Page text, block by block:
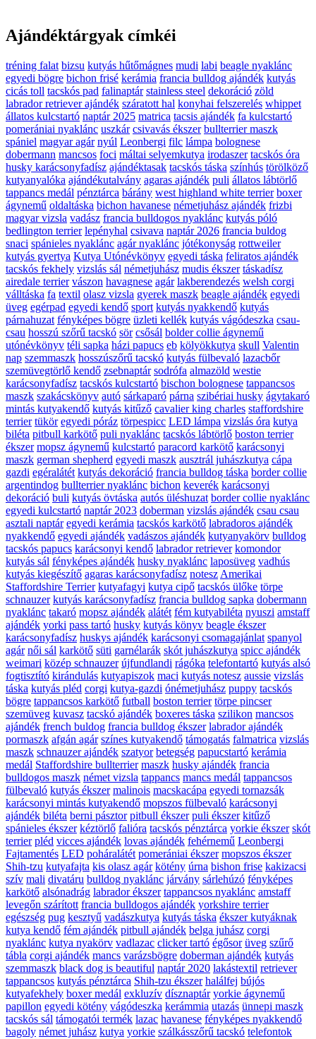
Ajándéktárgyak címkéi
tréning falat bizsu kutyás hűtőmágnes mudi labi beagle nyaklánc
egyedi bögre bichon frisé kerámia francia bulldog ajándék kutyás
cicás toll tacskós pad falinaptár stainless steel dekoráció zöld
labrador retriever ajándék száratott hal konyhai felszerelés whippet
állatos kulcstartó naptár 2025 matrica tacsis ajándék fa kulcstartó
pomerániai nyaklánc uszkár csivavás ékszer bullterrier maszk
spániel magyar agár nyúl Leonbergi filc lámpa bolognese
dobermann mancsos foci máltai selyemkutya irodaszer tacskós óra
husky karácsonyfadísz ajándéktasak tacskós táska színhús törölköző
kutyanyalóka ajándékutalvány agaras ajándék puli állatos lábtörlő
tappancs medál pénztárca bárány west highland white terrier boxer
ágynemű oldaltáska bichon havanese németjuhász ajándék frizbi
magyar vizsla vadász francia bulldogos nyaklánc kutyás póló
bedlington terrier lepényhal csivava naptár 2026 francia buldog
snaci spánieles nyaklánc agár nyaklánc jótékonyság rottweiler
kutyás gyertya Kutya Utónévkönyv egyedi táska feliratos ajándék
tacskós fekhely vizslás sál németjuhász mudis ékszer táskadísz
airedale terrier vászon havagnese agár lakberendezés welsh corgi
válltáska fa textil olasz vizsla gyerek maszk beagle ajándék egyedi
üveg egérpad egyedi kendő sport kutyás nyakkendő kutyás
párnahuzat fényképes bögre üzleti kellék kutyás vágódeszka csau-
csau hosszú szőrű tacskó sör csősál bolder collie ágynemű
utónévkönyv téli sapka házi papucs eb kölyökkutya skull Valentin
nap szemmaszk hosszúszőrű tacskó kutyás fülbevaló lazacbőr
szemüvegtörlő kendő zsebnaptár sodrófa almazöld westie
karácsonyfadísz tacskós kulcstartó bischon bolognese tappancsos
maszk szakácskönyv autó sárkaparó párna szibériai husky ágytakaró
mintás kutyakendő kutyás kitűző cavalier king charles staffordshire
terrier tükör egyedi póráz törpespicc LED lámpa vizslás óra kutya
biléta pitbull karkötő puli nyaklánc tacskós lábtörlő boston terrier
ékszer mopsz ágynemű kulcstartó paracord karkötő karácsonyi
maszk german shepherd egyedi maszk ausztrál juhászkutya cápa
gazdi egéralátét kutyás dekoráció francia bulldog táska border collie
argentindog bullterrier nyaklánc bichon keverék karácsonyi
dekoráció buli kutyás övtáska autós üléshuzat border collie nyaklánc
egyedi kulcstartó naptár 2023 doberman vizslás ajándék csau csau
asztali naptár egyedi kerámia tacskós karkötő labradoros ajándék
nyakkendő egyedi ajándék vadászos ajándék kutyanyakörv bulldog
tacskós papucs karácsonyi kendő labrador retriever komondor
kutyás sál fényképes ajándék husky nyaklánc laposüveg vadhús
kutyás kiegészítő agaras karácsonyfadísz notesz Amerikai
Staffordshire Terrier kutyafagyi kutya cipő tacskós ülőke törpe
schnauzer kutyás karácsonyfadísz francia bulldog sapka dobermann
nyaklánc takaró mopsz ajándék alátét fém kutyabiléta nyuszi amstaff
ajándék yorki pass tartó husky kutyás könyv beagle ékszer
karácsonyfadísz huskys ajándék karácsonyi csomagajánlat spanyol
agár női sál karkötő süti garnélarák skót juhászkutya spicc ajándék
weimari közép schnauzer újfundlandi rágóka telefontartó kutyás alsó
fogtisztító kirándulás kutyapiszok maci kutyás notesz aussie vizslás
táska kutyás pléd corgi kutya-gazdi ónémetjuhász puppy tacskós
bögre tappancsos karkötő futball boston terrier törpe pincser
szemüveg kuvasz tacskó ajándék boxeres táska szilikon mancsos
ajándék french buldog francia bulldog ékszer labrador ajándék
pormaszk afgán agár színes kutyakendő támogatás falmatrica vizslás
maszk schnauzer ajándék szatyor betegség papucstartó kerámia
medál Staffordshire bullterrier maszk husky ajándék francia
bulldogos maszk német vizsla tappancs mancs medál tappancsos
fülbevaló kutyás ékszer malinois macskacápa egyedi tornazsák
karácsonyi mintás kutyakendő mopszos fülbevaló karácsonyi
ajándék biléta berni pásztor pitbull ékszer puli ékszer kitűző
spánieles ékszer kéztörlő falióra tacskós pénztárca yorkie ékszer skót
terrier pléd vicces ajándék lovas ajándék fehérnemű Leonbergi
Fajtamentés LED poháralátét pomerániai ékszer mopszos ékszer
Shih-tzu kutyafajta kis olasz agár kötény úrna bishon frise kakizacsi
szív mali divatáru bulldog nyaklánc járvány sárlehúzó fényképes
karkötő alsónadrág labrador ékszer tappancsos nyaklánc amstaff
levegőn szárított francia bulldogos ajándék yorkshire terrier
egészség pug kesztyű vadászkutya kutyás táska ékszer kutyáknak
kutya kendő fém ajándék pitbull ajándék belga juhász corgi
nyaklánc kutya nyakörv vadlazac clicker tartó égősor üveg szűrő
tábla corgi ajándék mancs varázsbögre doberman ajándék kutyás
szemmaszk black dog is beautiful naptár 2020 lakástextil retriever
tappancsos kutyás pénztárca Shih-tzu ékszer halálfej bújós
kutyafekhely boxer medál exkluzív dísznaptár yorkie ágynemű
papillon egyedi kötény vágódeszka kerámmia utazás ünnepi maszk
tacskós sál támogatói termék lazac havanese fényképes nyakkendő
bagoly német juhász kutya yorkie szálkásszőrű tacskó telefontok